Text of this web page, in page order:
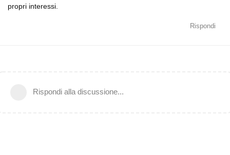
propri interessi.
Rispondi
Rispondi alla discussione...